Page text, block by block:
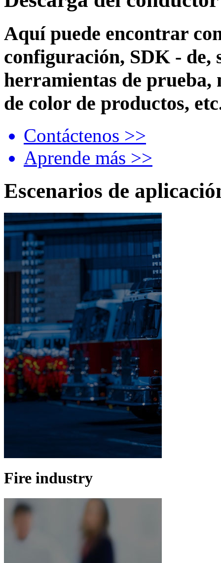
Aquí puede encontrar
configuración, SDK - de,
herramientas de prueba,
de color de productos,
Contáctenos >>
Aprende más >>
Escenarios de
Fire industry